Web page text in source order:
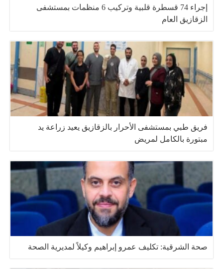
إجراء 74 قسطرة قلبية وتركيب 6 منظمات بمستشفى
الزقازيق العام
فريق طبي بمستشفى الأحرار بالزقازيق يعيد زراعة يد
مبتورة بالكامل لمريض
صحة الشرقية: تكليف عمرو إبراهيم وكيلاً لمديرية الصحة